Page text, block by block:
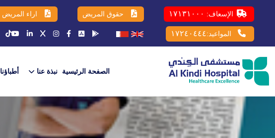
الإسعاف: ١٧١٣١٠٠٠ حقوق المريض اراء المريض
المواعيد:١٧٢٤٠٤٤٤
الصفحة الرئيسية نبذة عنا أطباؤنا